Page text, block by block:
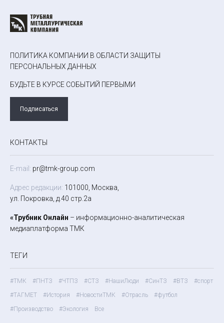
ПОЛИТИКА КОМПАНИИ В ОБЛАСТИ ЗАЩИТЫ
ПЕРСОНАЛЬНЫХ ДАННЫХ
БУДЬТЕ В КУРСЕ СОБЫТИЙ ПЕРВЫМИ
Подписаться
КОНТАКТЫ
E-mail: pr@tmk-group.com
Адрес редакции: 101000, Москва,
ул. Покровка, д.40 стр.2а
«Трубник Онлайн – информационно-аналитическая
медиаплатформа ТМК
ТЕГИ
#ТМК #ПНТЗ #ЧТПЗ #СТЗ #НашиЛюди #СинТЗ #ВТЗ
#спорт
#ТАГМЕТ
#История #НовостиТМК #Отрасль
#футбол
#Производство
#Экология Все